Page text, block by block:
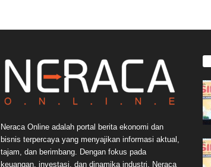
Neraca Online adalah portal berita ekonomi dan
bisnis terpercaya yang menyajikan informasi aktual,
tajam, dan berimbang. Dengan fokus pada
keuangan, investasi, dan dinamika industri, Neraca